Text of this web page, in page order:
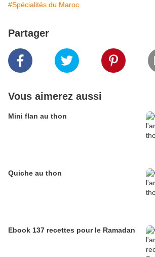
#Spécialités du Maroc
Partager
Vous aimerez aussi
Mini flan au thon
Quiche au thon
Ebook 137 recettes pour le Ramadan